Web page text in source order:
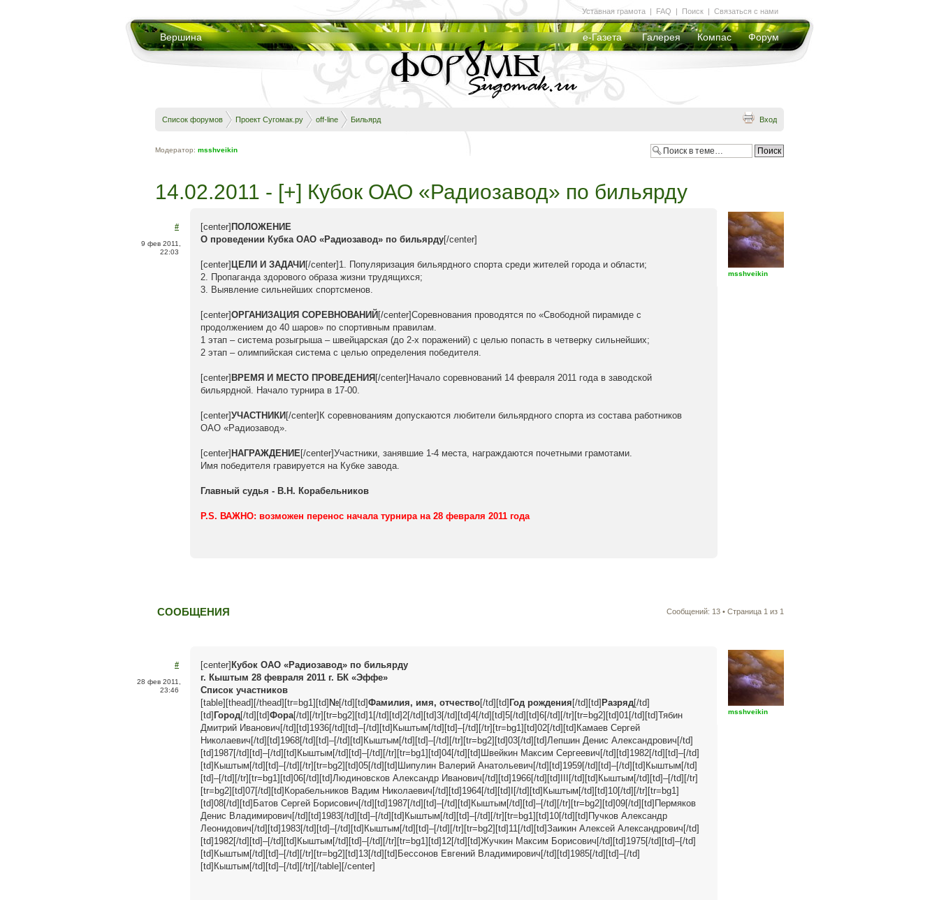
Вершина е-Газета Галерея Компас Форум
Уставная грамота | FAQ | Поиск | Связаться с нами
Список форумов Проект Сугомак.ру off-line Бильярд Вход
Модератор: msshveikin
14.02.2011 - [+] Кубок ОАО «Радиозавод» по бильярду
#
9 фев 2011,
22:03
[center] ПОЛОЖЕНИЕ
О проведении Кубка ОАО «Радиозавод» по бильярду[/center]
[center] ЦЕЛИ И ЗАДАЧИ [/center]1. Популяризация бильярдного спорта среди жителей города и области;
2. Пропаганда здорового образа жизни трудящихся;
3. Выявление сильнейших спортсменов.
[center]ОРГАНИЗАЦИЯ СОРЕВНОВАНИЙ [/center]Соревнования проводятся по «Свободной пирамиде с
продолжением до 40 шаров» по спортивным правилам.
1 этап – система розыгрыша – швейцарская (до 2-х поражений) с целью попасть в четверку сильнейших;
2 этап – олимпийская система с целью определения победителя.
[center] ВРЕМЯ И МЕСТО ПРОВЕДЕНИЯ [/center]Начало соревнований 14 февраля 2011 года в заводской
бильярдной. Начало турнира в 17-00.
[center]УЧАСТНИКИ [/center]К соревнованиям допускаются любители бильярдного спорта из состава работников
ОАО «Радиозавод».
[center] НАГРАЖДЕНИЕ[/center]Участники, занявшие 1-4 места, награждаются почетными грамотами.
Имя победителя гравируется на Кубке завода.
Главный судья - В.Н. Корабельников
P.S. ВАЖНО: возможен перенос начала турнира на 28 февраля 2011 года
msshveikin
СООБЩЕНИЯ Сообщений: 13 • Страница 1 из 1
#
28 фев 2011,
23:46
[center]Кубок ОАО «Радиозавод» по бильярду
г. Кыштым 28 февраля 2011 г. БК «Эффе»
Список участников
[table][thead][/thead][tr=bg1][td]№[/td][td]Фамилия, имя, отчество[/td][td]Год рождения[/td][td]Разряд[/td]
[td]Город[/td][td]Фора[/td][/tr][tr=bg2][td]1[/td][td]2[/td][td]3[/td][td]4[/td][td]5[/td][td]6[/td][/tr][tr=bg2][td]01[/td][td]Тябин
Дмитрий Иванович[/td][td]1936[/td][td]–[/td][td]Кыштым[/td][td]–[/td][/tr][tr=bg1][td]02[/td][td]Камаев Сергей
Николаевич[/td][td]1968[/td][td]–[/td][td]Кыштым[/td][td]–[/td][/tr][tr=bg2][td]03[/td][td]Лепшин Денис Александрович[/td]
[td]1987[/td][td]–[/td][td]Кыштым[/td][td]–[/td][/tr][tr=bg1][td]04[/td][td]Швейкин Максим Сергеевич[/td][td]1982[/td][td]–[/td]
[td]Кыштым[/td][td]–[/td][/tr][tr=bg2][td]05[/td][td]Шипулин Валерий Анатольевич[/td][td]1959[/td][td]–[/td][td]Кыштым[/td]
[td]–[/td][/tr][tr=bg1][td]06[/td][td]Людиновсков Александр Иванович[/td][td]1966[/td][td]III[/td][td]Кыштым[/td][td]–[/td][/tr]
[tr=bg2][td]07[/td][td]Корабельников Вадим Николаевич[/td][td]1964[/td][td]I[/td][td]Кыштым[/td][td]10[/td][/tr][tr=bg1]
[td]08[/td][td]Батов Сергей Борисович[/td][td]1987[/td][td]–[/td][td]Кыштым[/td][td]–[/td][/tr][tr=bg2][td]09[/td][td]Пермяков
Денис Владимирович[/td][td]1983[/td][td]–[/td][td]Кыштым[/td][td]–[/td][/tr][tr=bg1][td]10[/td][td]Пучков Александр
Леонидович[/td][td]1983[/td][td]–[/td][td]Кыштым[/td][td]–[/td][/tr][tr=bg2][td]11[/td][td]Заикин Алексей Александрович[/td]
[td]1982[/td][td]–[/td][td]Кыштым[/td][td]–[/td][/tr][tr=bg1][td]12[/td][td]Жучкин Максим Борисович[/td][td]1975[/td][td]–[/td]
[td]Кыштым[/td][td]–[/td][/tr][tr=bg2][td]13[/td][td]Бессонов Евгений Владимирович[/td][td]1985[/td][td]–[/td]
[td]Кыштым[/td][td]–[/td][/tr][/table][/center]
msshveikin